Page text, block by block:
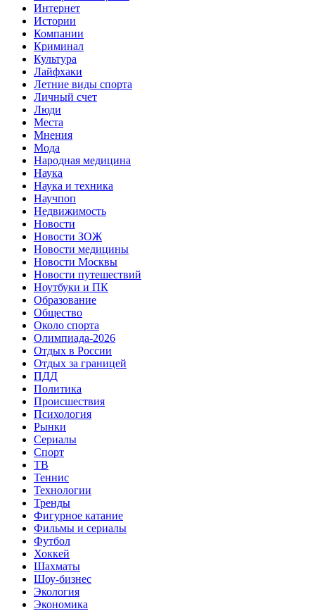
Интернет
Истории
Компании
Криминал
Культура
Лайфхаки
Летние виды спорта
Личный счет
Люди
Места
Мнения
Мода
Народная медицина
Наука
Наука и техника
Научпоп
Недвижимость
Новости
Новости ЗОЖ
Новости медицины
Новости Москвы
Новости путешествий
Ноутбуки и ПК
Образование
Общество
Около спорта
Олимпиада-2026
Отдых в России
Отдых за границей
ПДД
Политика
Происшествия
Психология
Рынки
Сериалы
Спорт
ТВ
Теннис
Технологии
Тренды
Фигурное катание
Фильмы и сериалы
Футбол
Хоккей
Шахматы
Шоу-бизнес
Экология
Экономика